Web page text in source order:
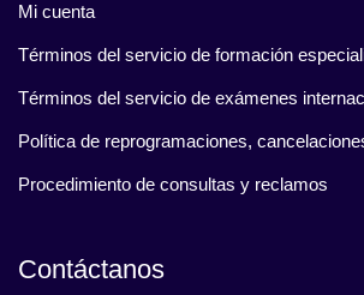
Mi cuenta
Términos del servicio de formación
Términos del servicio de exámenes
Política de reprogramaciones,
Procedimiento de consultas y reclamos
Contáctanos